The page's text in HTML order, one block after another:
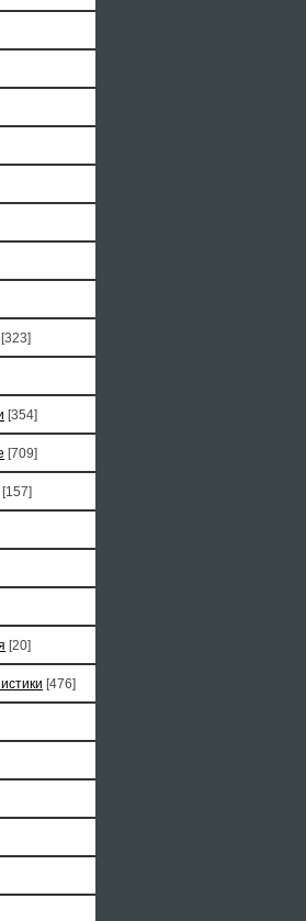
[323]
[354]
[709]
[157]
[20]
[476]